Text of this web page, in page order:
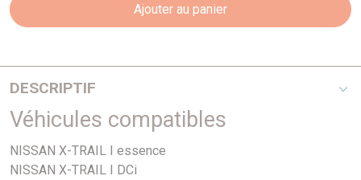
Ajouter au panier
DESCRIPTIF
27 Dents
Véhicules compatibles
NISSAN X-TRAIL I essence
NISSAN X-TRAIL I DCi